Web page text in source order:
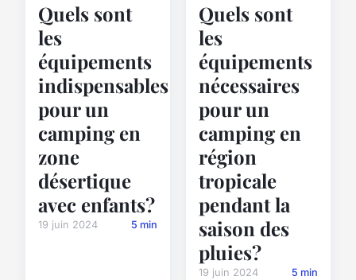
Quels sont
les
équipements
indispensables
pour un
camping en
zone
désertique
avec enfants?
19 juin 2024 5 min
Quels sont
les
équipements
nécessaires
pour un
camping en
région
tropicale
pendant la
saison des
pluies?
19 juin 2024 5 min